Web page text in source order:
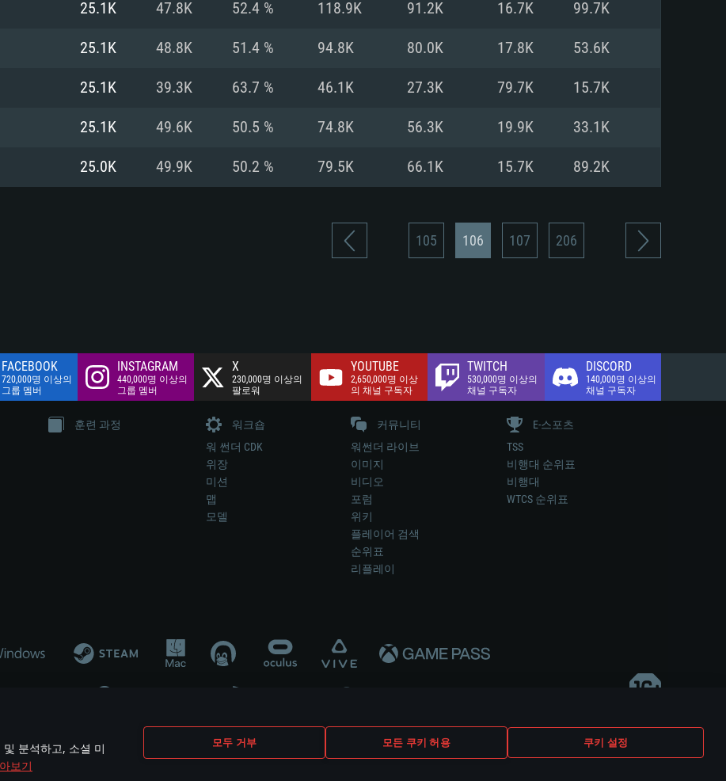
분석하고, 소셜 미
보기
모두 거부 모든 쿠키 허용 쿠키 설정
라이언트)
가지는 Mac 버전
라이언트)
네트워크: 브로드밴드 인터넷
여유 저장 공간: 62.2 GB (전체 클라이언트)
래픽 드라이버를
사양 지원 해상도
와 동급의 성능을 가지며 최신 그래픽 드라이버를
지원하는 AMD RX 570 (6개월 미만; 최소사양 지원
25.1K 47.8K 52.4 % 118.9K 91.2K 16.7K 99.7K
25.1K 48.8K 51.4 % 94.8K 80.0K 17.8K 53.6K
25.1K 39.3K 63.7 % 46.1K 27.3K 79.7K 15.7K
25.1K 49.6K 50.5 % 74.8K 56.3K 19.9K 33.1K
25.0K 49.9K 50.2 % 79.5K 66.1K 15.7K 89.2K
105 106 107 206
FACEBOOK
720,000명 이상의
그룹 멤버
INSTAGRAM
440,000명 이상의
그룹 멤버
X
230,000명 이상의
팔로워
YOUTUBE
2,650,000명 이상
의 채널 구독자
TWITCH
530,000명 이상의
채널 구독자
DISCORD
140,000명 이상의
채널 구독자
훈련 과정
워크숍
워 썬더 CDK
위장
미션
맵
모델
커뮤니티
워썬더 라이브
이미지
비디오
포럼
위키
플레이어 검색
순위표
리플레이
E-스포츠
TSS
비행대 순위표
비행대
WTCS 순위표
개발 업체나 장비 제조 업체가 게임 개발 후원 또는 홍보에 참여하지 않습니다..
names are the property of their respective owners.